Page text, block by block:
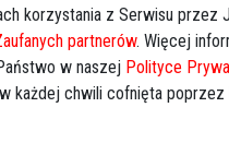
Policji w Ostrołęce.
korzystania z Serwisu przez
partnerów. Więcej
w naszej Polityce
każdej chwili cofnięta